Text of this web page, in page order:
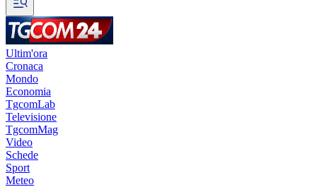
Ultim'ora
Cronaca
Mondo
Economia
TgcomLab
Televisione
TgcomMag
Video
Schede
Sport
Meteo